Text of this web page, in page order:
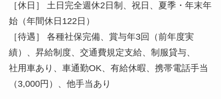
［休日］ 土日完全週休2日制、祝日、夏季・年末年
始（年間休日122日）
［待遇］ 各種社保完備、賞与年3回（前年度実
績）、昇給制度、交通費規定支給、制服貸与、
社用車あり、車通勤OK、有給休暇、携帯電話手当
（3,000円）、他手当あり